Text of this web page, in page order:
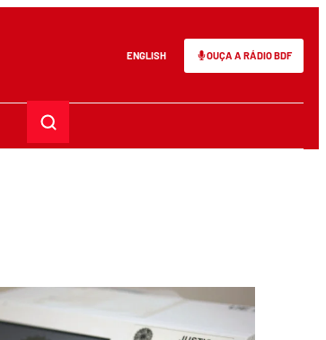
ENGLISH OUÇA A RÁDIO BDF